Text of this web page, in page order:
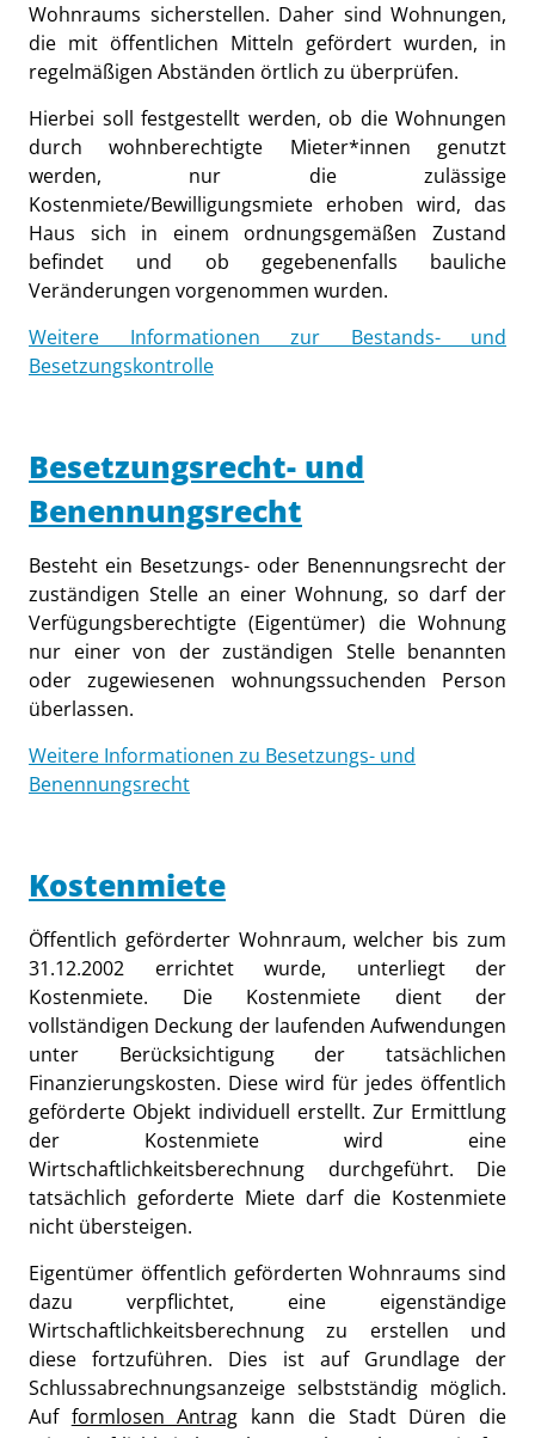
Wohnraums sicherstellen. Daher sind Wohnungen,
die mit öffentlichen Mitteln gefördert wurden, in
regelmäßigen Abständen örtlich zu überprüfen.
Hierbei soll festgestellt werden, ob die Wohnungen
durch wohnberechtigte Mieter*innen genutzt
werden, nur die zulässige
Kostenmiete/Bewilligungsmiete erhoben wird, das
Haus sich in einem ordnungsgemäßen Zustand
befindet und ob gegebenenfalls bauliche
Veränderungen vorgenommen wurden.
Weitere Informationen zur Bestands- und
Besetzungskontrolle
Besetzungsrecht- und
Benennungsrecht
Besteht ein Besetzungs- oder Benennungsrecht der
zuständigen Stelle an einer Wohnung, so darf der
Verfügungsberechtigte (Eigentümer) die Wohnung
nur einer von der zuständigen Stelle benannten
oder zugewiesenen wohnungssuchenden Person
überlassen.
Weitere Informationen zu Besetzungs- und
Benennungsrecht
Kostenmiete
Öffentlich geförderter Wohnraum, welcher bis zum
31.12.2002 errichtet wurde, unterliegt der
Kostenmiete. Die Kostenmiete dient der
vollständigen Deckung der laufenden Aufwendungen
unter Berücksichtigung der tatsächlichen
Finanzierungskosten. Diese wird für jedes öffentlich
geförderte Objekt individuell erstellt. Zur Ermittlung
der Kostenmiete wird eine
Wirtschaftlichkeitsberechnung durchgeführt. Die
tatsächlich geforderte Miete darf die Kostenmiete
nicht übersteigen.
Eigentümer öffentlich geförderten Wohnraums sind
dazu verpflichtet, eine eigenständige
Wirtschaftlichkeitsberechnung zu erstellen und
diese fortzuführen. Dies ist auf Grundlage der
Schlussabrechnungsanzeige selbstständig möglich.
Auf formlosen Antrag kann die Stadt Düren die